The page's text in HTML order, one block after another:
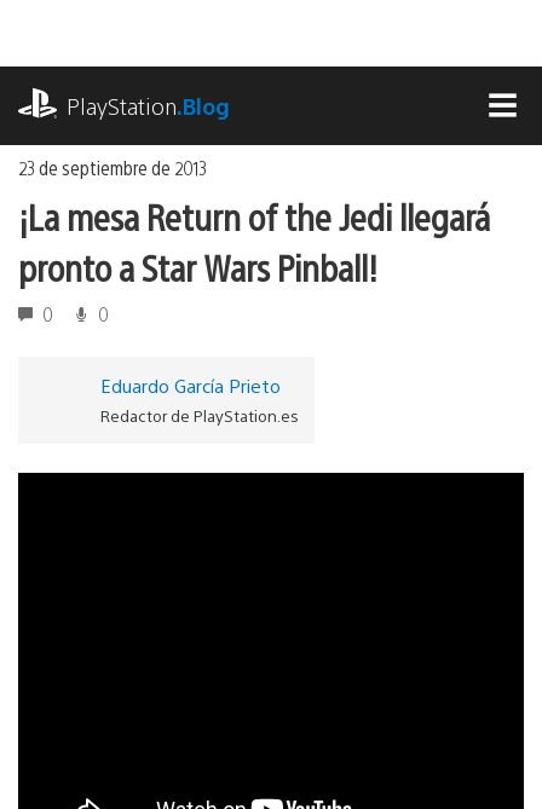
contenido
PlayStation.Blog
23 de septiembre de 2013
¡La mesa Return of the Jedi llegará
pronto a Star Wars Pinball!
0 0
Eduardo García Prieto
Redactor de PlayStation.es